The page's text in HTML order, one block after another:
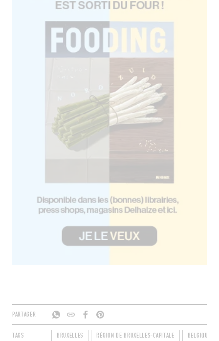
PARTAGER
TAGS BRUXELLES RÉGION DE BRUXELLES-CAPITALE BELGIQUE